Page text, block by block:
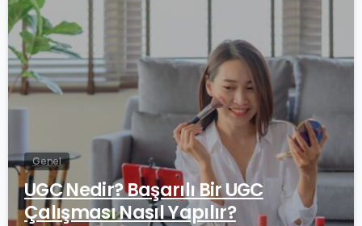
Genel
UGC Nedir? Başarılı Bir UGC
Çalışması Nasıl Yapılır?